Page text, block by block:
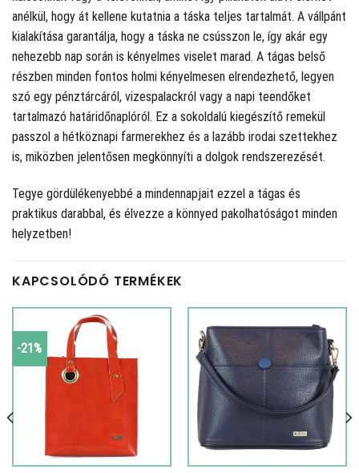
anélkül, hogy át kellene kutatnia a táska teljes tartalmát. A vállpánt
kialakítása garantálja, hogy a táska ne csússzon le, így akár egy
nehezebb nap során is kényelmes viselet marad. A tágas belső
részben minden fontos holmi kényelmesen elrendezhető, legyen
szó egy pénztárcáról, vizespalackról vagy a napi teendőket
tartalmazó határidőnaplóról. Ez a sokoldalú kiegészítő remekül
passzol a hétköznapi farmerekhez és a lazább irodai szettekhez
is, miközben jelentősen megkönnyíti a dolgok rendszerezését.
Tegye gördülékenyebbé a mindennapjait ezzel a tágas és
praktikus darabbal, és élvezze a könnyed pakolhatóságot minden
helyzetben!
KAPCSOLÓDÓ TERMÉKEK
-21%